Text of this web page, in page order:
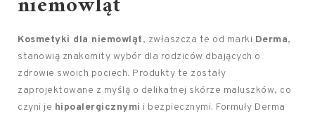
Kosmetyki dla niemowląt, zwłaszcza te od marki Derma,
stanowią znakomity wybór dla rodziców dbających o
zdrowie swoich pociech. Produkty te zostały
zaprojektowane z myślą o delikatnej skórze maluszków, co
czyni je hipoalergicznymi i bezpiecznymi. Formuły Derma